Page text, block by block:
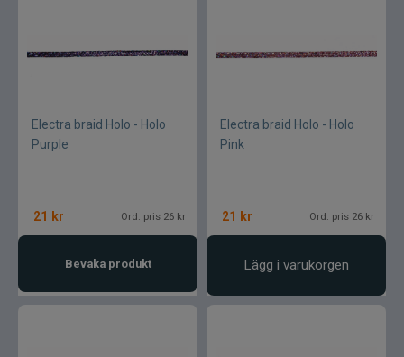
Electra braid Holo - Holo
Purple
21 kr Ord. pris 26 kr
Bevaka produkt
Electra braid Holo - Holo
Pink
21 kr Ord. pris 26 kr
Lägg i varukorgen